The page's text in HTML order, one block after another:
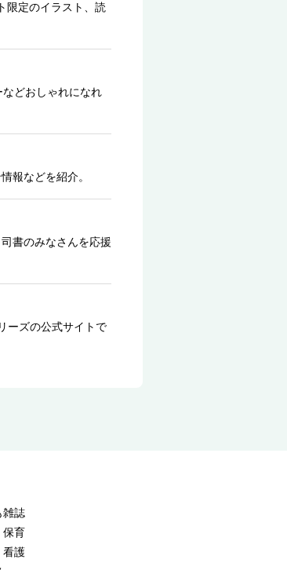
限定のイラスト、読
どおしゃれになれ
報などを紹介。
書のみなさんを応援
ーズの公式サイトで
雑誌
保育
看護